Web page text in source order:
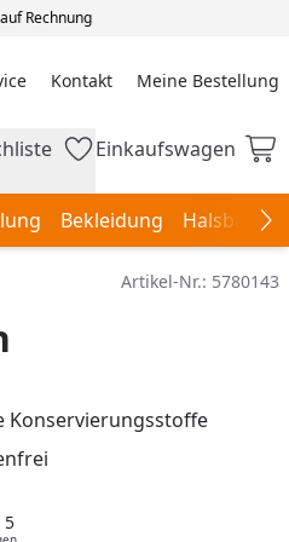
Rechnung
Kontakt Meine Bestellung
Meine Bestellung
Einkaufswagen
Einkaufswagen
Bekleidung
Artikel-Nr.: 5780143
Konservierungsstoffe
5